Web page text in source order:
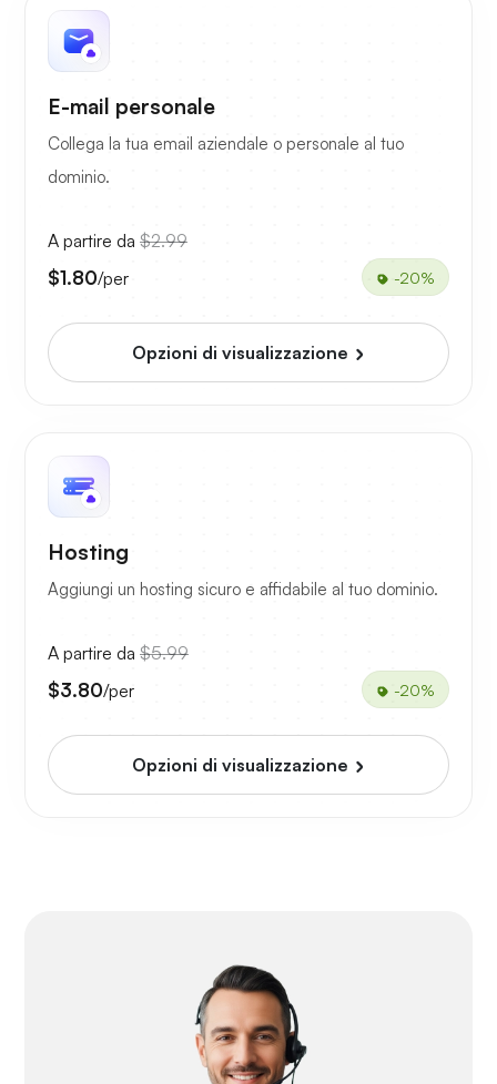
E-mail personale
Collega la tua email aziendale o personale al tuo
dominio.
A partire da $2.99
$1.80/per -20%
Opzioni di visualizzazione
Hosting
Aggiungi un hosting sicuro e affidabile al tuo dominio.
A partire da $5.99
$3.80/per -20%
Opzioni di visualizzazione